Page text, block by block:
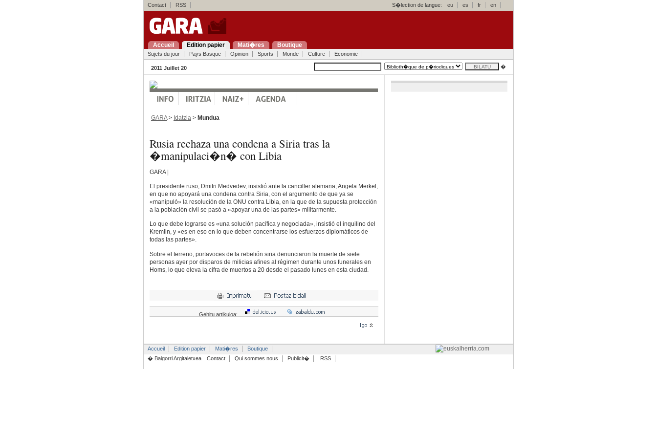
Contact RSS S�lection de langue: eu es fr en
Accueil Edition papier Mati�res Boutique
Sujets du jour Pays Basque Opinion Sports Monde Culture Economie
2011 Juillet 20 �
GARA> Idatzia > Mundua
Rusia rechaza una condena a Siria tras la
�manipulaci�n� con Libia
GARA |
El presidente ruso, Dmitri Medvedev, insistió ante la canciller alemana, Angela Merkel,
en que no apoyará una condena contra Siria, con el argumento de que ya se
«manipuló» la resolución de la ONU contra Libia, en la que de la supuesta protección
a la población civil se pasó a «apoyar una de las partes» militarmente.
Lo que debe lograrse es «una solución pacífica y negociada», insistió el inquilino del
Kremlin, y «es en eso en lo que deben concentrarse los esfuerzos diplomáticos de
todas las partes».
Sobre el terreno, portavoces de la rebelión siria denunciaron la muerte de siete
personas ayer por disparos de milicias afines al régimen durante unos funerales en
Homs, lo que eleva la cifra de muertos a 20 desde el pasado lunes en esta ciudad.
Gehitu artikuloa:
Accueil Edition papier Mati�res
Boutique
� Baigorri Argitaletxea
Contact Qui sommes nous Publicit� RSS